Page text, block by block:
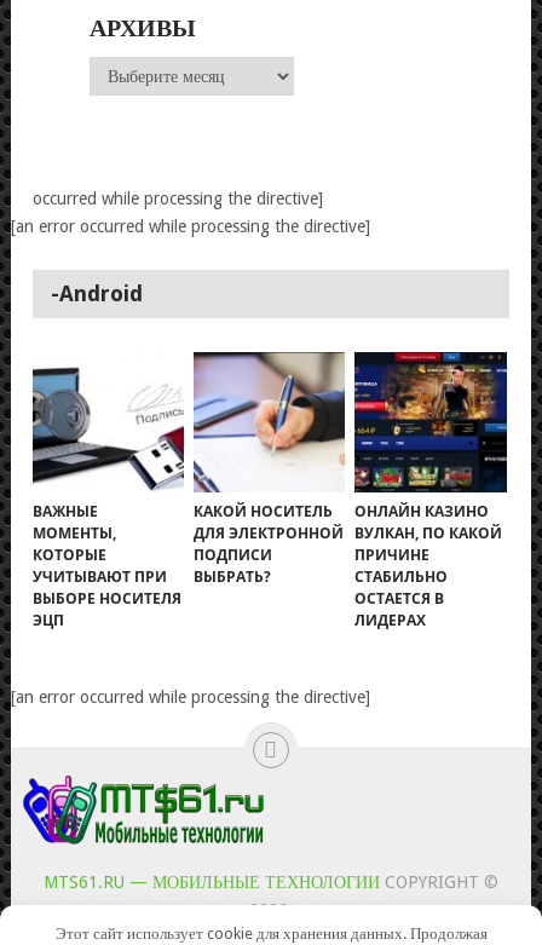
АРХИВЫ
Архивы
occurred while processing the directive]
[an error occurred while processing the directive]
-Android
ВАЖНЫЕ
МОМЕНТЫ,
КОТОРЫЕ
УЧИТЫВАЮТ ПРИ
ВЫБОРЕ НОСИТЕЛЯ
ЭЦП
КАКОЙ НОСИТЕЛЬ
ДЛЯ ЭЛЕКТРОННОЙ
ПОДПИСИ
ВЫБРАТЬ?
ОНЛАЙН КАЗИНО
ВУЛКАН, ПО КАКОЙ
ПРИЧИНЕ
СТАБИЛЬНО
ОСТАЕТСЯ В
ЛИДЕРАХ
[an error occurred while processing the directive]
MTS61.RU — МОБИЛЬНЫЕ ТЕХНОЛОГИИCOPYRIGHT ©
2026.
Этот сайт использует cookie для хранения данных. Продолжая